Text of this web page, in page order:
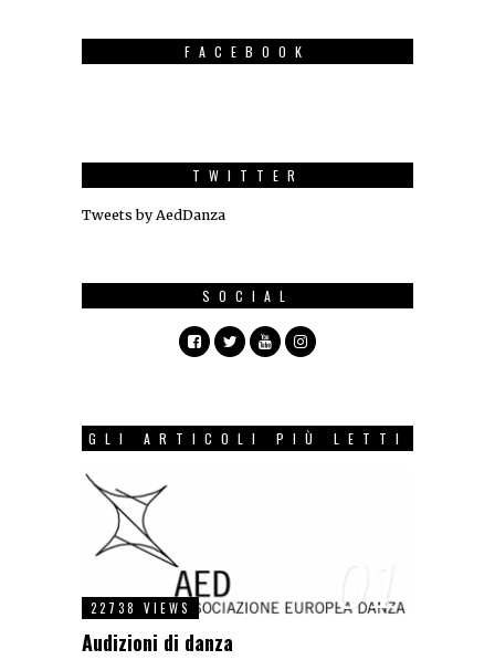
FACEBOOK
TWITTER
Tweets by AedDanza
SOCIAL
GLI ARTICOLI PIÙ LETTI
01
22738 VIEWS
Audizioni di danza